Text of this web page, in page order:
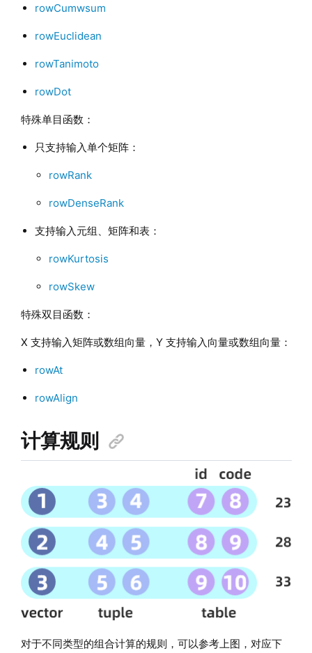
rowCumwsum
rowEuclidean
rowTanimoto
rowDot
特殊单目函数：
只支持输入单个矩阵：
rowRank
rowDenseRank
支持输入元组、矩阵和表：
rowKurtosis
rowSkew
特殊双目函数：
X 支持输入矩阵或数组向量，Y 支持输入向量或数组向量：
rowAt
rowAlign
计算规则
对于不同类型的组合计算的规则，可以参考上图，对应下